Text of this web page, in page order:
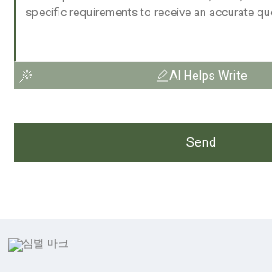
AI Helps Write
Send